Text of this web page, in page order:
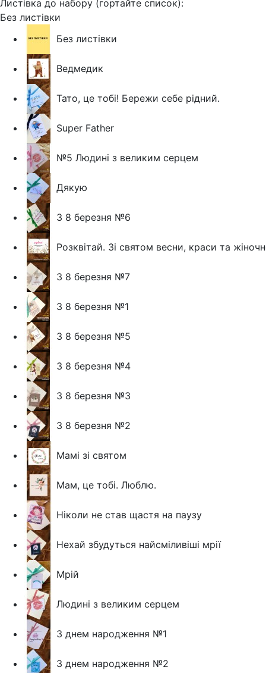
Листівка до набору (гортайте список):
Без листівки
Без листівки
Ведмедик
Тато, це тобі! Бережи себе рідний.
Super Father
№5 Людині з великим серцем
Дякую
З 8 березня №6
Розквітай. Зі святом весни, краси та
З 8 березня №7
З 8 березня №1
З 8 березня №5
З 8 березня №4
З 8 березня №3
З 8 березня №2
Мамі зі святом
Мам, це тобі. Люблю.
Ніколи не став щастя на паузу
Нехай збудуться найсміливіші мрії
Мрій
Людині з великим серцем
З днем народження №1
З днем народження №2